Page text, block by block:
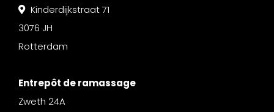
Kinderdijkstraat 71
3076 JH
Rotterdam
Entrepôt de ramassage
Zweth 24A